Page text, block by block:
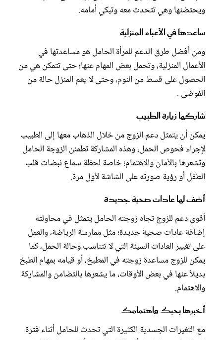
ويحتضنها وهي تتحدث معه وتبكي أمامه.
ساعدها في الأعباء المنزلية
ومن أفضل طرق الدعم للمرأة الحامل هو مساعدتها في
الأعمال المنزلية، وتحمل بعض المهام عنها؛ حتى تتمكن هي من
الحصول على قسط من النوم، وحتى لا يعم المنزل حالة من
الفوضى .
شاركها زيارة الطبيب
يمكن أن يتمثل دعم الزوج من خلال الذهاب معها إلى الطبيب
لإجراء فحوص الحمل، وهذه المشاركة تطمئن الزوجة الحامل
وتشعرها بالأمان والاهتمام؛ خاصة لحظة سماع نبضات قلب
الطفل أو رؤية صورته على الشاشة لأول مرة.
أضف لها عادات صحية جديدة
أقوى دعم للزوج تجاه زوجته الحامل يتمثل في محاولته
إضافة عادات صحية جديدة؛ مثل ممارسة الرياضة، والعمل
على تغيير العادات السيئة التي لا تتناسب وحالة الحمل، كما
يمكن للزوج مساعدة زوجته في المطبخ، أو قيامه بمهام الطبخ
بديلاً عنها في بعض الأوقات، ما يشعرها بالتضامن والمشاركة
والاهتمام.
أخبرها بحبك واهتمامك
مع التغيرات الجسدية الكثيرة التي تحدث للحامل أثناء فترة